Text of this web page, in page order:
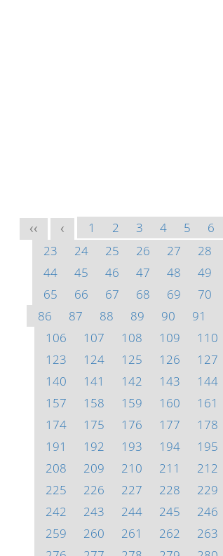
<< < 1 2 3 4 5 6
23
24 25 26 27 28
44
45 46 47 48 49
65
66 67 68 69 70
86
87 88 89 90 91
106
107 108 109 110
123
124 125 126 127
140
141 142 143 144
157
158 159 160 161
174
175 176 177 178
191
192 193 194 195
208
209 210 211 212
225
226 227 228 229
242
243 244 245 246
259
260 261 262 263